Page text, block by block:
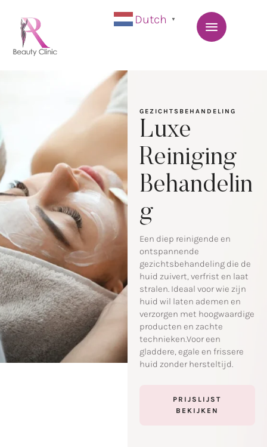
Dutch ▼
GEZICHTSBEHANDELING
Luxe
Reiniging
Behandelin
g
Een diep reinigende en
ontspannende
gezichtsbehandeling die de
huid zuivert, verfrist en laat
stralen. Ideaal voor wie zijn
huid wil laten ademen en
verzorgen met hoogwaardige
producten en zachte
technieken.Voor een
gladdere, egale en frissere
huid zonder hersteltijd.
PRIJSLIJST
BEKIJKEN